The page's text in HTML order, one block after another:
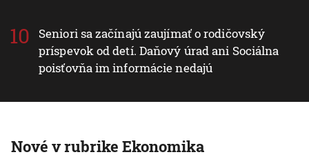
Seniori sa začínajú zaujímať o rodičovský
príspevok od detí. Daňový úrad ani Sociálna
poisťovňa im informácie nedajú
Nové v rubrike Ekonomika